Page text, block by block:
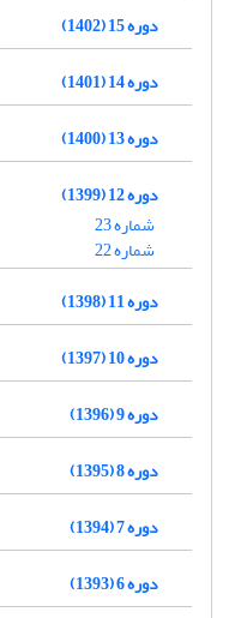
دوره 15 (1402)
دوره 14 (1401)
دوره 13 (1400)
دوره 12 (1399)
شماره 23
شماره 22
دوره 11 (1398)
دوره 10 (1397)
دوره 9 (1396)
دوره 8 (1395)
دوره 7 (1394)
دوره 6 (1393)